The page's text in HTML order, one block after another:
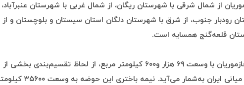
از شمال شرقی با شهرستان ریگان، از شمال غربی با شهرستان عنبرآباد،
رودبار جنوب، از شرق با شهرستان دلگان استان سیستان و بلوچستان و از
قلعه‌گنج همسایه است.
حوضه آبریز جازموریان با وسعت ۶۹ هزار و۶۰۰ کیلومتر مربع، از لحاظ تقسیم‌بندی بخشی از
حوضه مسدود میانی ایران به‌شمار می‌آید. نیمه باختری این حوضه به وسعت